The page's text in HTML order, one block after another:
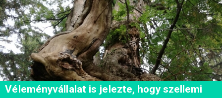
Véleményvállalat is jelezte, hogy szellemi